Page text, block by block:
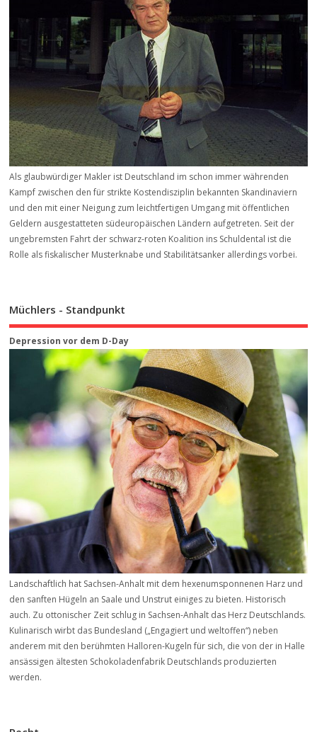
Als glaubwürdiger Makler ist Deutschland im schon immer währenden
Kampf zwischen den für strikte Kostendisziplin bekannten Skandinaviern
und den mit einer Neigung zum leichtfertigen Umgang mit öffentlichen
Geldern ausgestatteten südeuropäischen Ländern aufgetreten. Seit der
ungebremsten Fahrt der schwarz-roten Koalition ins Schuldental ist die
Rolle als fiskalischer Musterknabe und Stabilitätsanker allerdings vorbei.
Müchlers - Standpunkt
Depression vor dem D-Day
Landschaftlich hat Sachsen-Anhalt mit dem hexenumsponnenen Harz und
den sanften Hügeln an Saale und Unstrut einiges zu bieten. Historisch
auch. Zu ottonischer Zeit schlug in Sachsen-Anhalt das Herz Deutschlands.
Kulinarisch wirbt das Bundesland („Engagiert und weltoffen“) neben
anderem mit den berühmten Halloren-Kugeln für sich, die von der in Halle
ansässigen ältesten Schokoladenfabrik Deutschlands produzierten
werden.